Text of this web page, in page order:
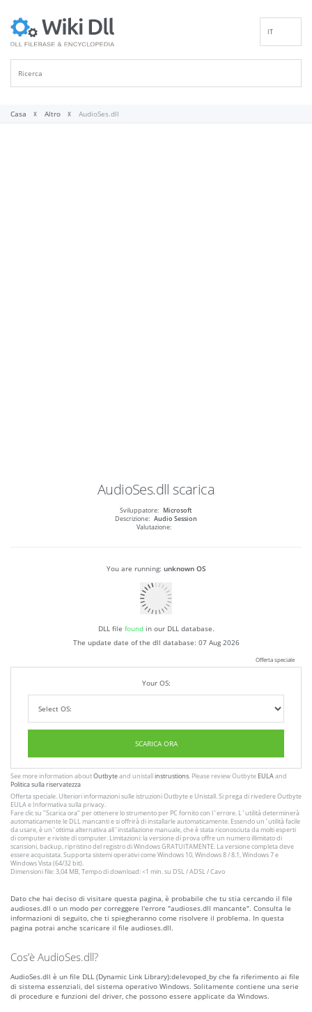
IT
Casa Altro AudioSes.dll
AudioSes.dll scarica
Sviluppatore: Microsoft
Descrizione: Audio Session
Valutazione:
You are running: unknown OS
DLL file foundin our DLL database.
The update date of the dll database: 07 Aug 2026
Offerta speciale
Your OS:
SCARICA ORA
See more information aboutOutbyteand unistallinstrustions. Please review Outbyte EULAand
Politica sulla riservatezza
Offerta speciale. Ulteriori informazioni sulle istruzioniOutbytee Unistall. Si prega di rivedere Outbyte
EULAe Informativa sulla privacy.
Fare clic su "Scarica ora" per ottenere lo strumento per PC fornito con l`errore. L`utilità determinerà
automaticamente le DLL mancanti e si offrirà di installarle automaticamente. Essendo un`utilità facile
da usare, è un`ottima alternativa all`installazione manuale, che è stata riconosciuta da molti esperti
di computer e riviste di computer. Limitazioni: la versione di prova offre un numero illimitato di
scansioni, backup, ripristino del registro di Windows GRATUITAMENTE. La versione completa deve
essere acquistata. Supporta sistemi operativi come Windows 10, Windows 8 / 8.1, Windows 7 e
Windows Vista (64/32 bit).
Dimensioni file: 3,04 MB, Tempo di download: <1 min. su DSL / ADSL / Cavo
Dato che hai deciso di visitare questa pagina, è probabile che tu stia cercando il file
audioses.dll o un modo per correggere l'errore "audioses.dll mancante". Consulta le
informazioni di seguito, che ti spiegheranno come risolvere il problema. In questa
pagina potrai anche scaricare il file audioses.dll.
Cos’è AudioSes.dll?
AudioSes.dll è un file DLL (Dynamic Link Library):delevoped_by che fa riferimento ai file
di sistema essenziali, del sistema operativo Windows. Solitamente contiene una serie
di procedure e funzioni del driver, che possono essere applicate da Windows.